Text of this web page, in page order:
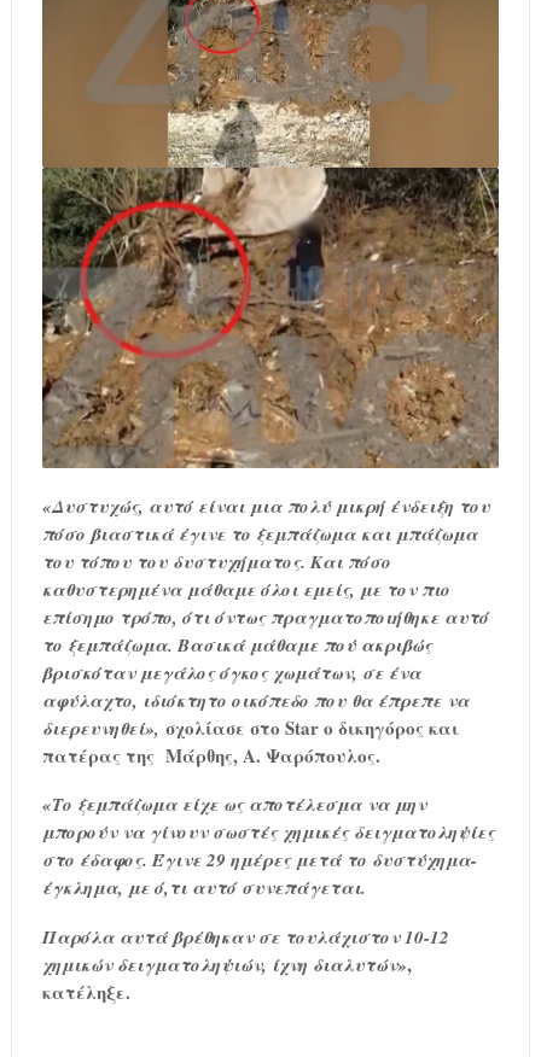
«Δυστυχώς, αυτό είναι μια πολύ μικρή ένδειξη του
πόσο βιαστικά έγινε το ξεμπάζωμα και μπάζωμα
του τόπου του δυστυχήματος. Και πόσο
καθυστερημένα μάθαμε όλοι εμείς, με τον πιο
επίσημο τρόπο, ότι όντως πραγματοποιήθηκε αυτό
το ξεμπάζωμα. Βασικά μάθαμε πού ακριβώς
βρισκόταν μεγάλος όγκος χωμάτων, σε ένα
αφύλαχτο, ιδιόκτητο οικόπεδο που θα έπρεπε να
διερευνηθεί», σχολίασε στο Star ο δικηγόρος και
πατέρας της Μάρθης, Α. Ψαρόπουλος.
«Το ξεμπάζωμα είχε ως αποτέλεσμα να μην
μπορούν να γίνουν σωστές χημικές δειγματοληψίες
στο έδαφος. Έγινε 29 ημέρες μετά το δυστύχημα-
έγκλημα, με ό,τι αυτό συνεπάγεται.
Παρόλα αυτά βρέθηκαν σε τουλάχιστον 10-12
χημικών δειγματοληψιών, ίχνη διαλυτών»,
κατέληξε.